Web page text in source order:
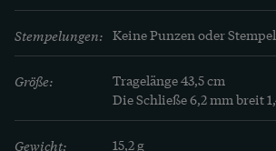
Stempelungen: Keine Punzen oder Stempel
Größe:
Tragelänge 43,5 cm
Die Schließe 6,2 mm breit
Gewicht: 15,2 g